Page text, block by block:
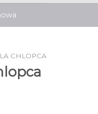
CHLOPCA